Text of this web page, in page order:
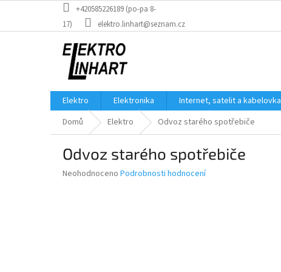
obsah
+420585226189 (po-pa 8-
17)
elektro.linhart@seznam.cz
Elektro Elektronika Internet, satelit a kabelovka
Domů
Elektro Odvoz starého spotřebiče
Odvoz starého spotřebiče
Průměrné
Neohodnoceno Podrobnosti hodnocení